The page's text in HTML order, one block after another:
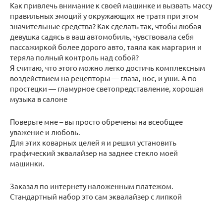
Как привлечь внимание к своей машинке и вызвать массу
правильных эмоций у окружающих не тратя при этом
значительные средства? Как сделать так, чтобы любая
девушка садясь в ваш автомобиль, чувствовала себя
пассажиркой более дорого авто, таяла как маргарин и
теряла полный контроль над собой?
Я считаю, что этого можно легко достичь комплексным
воздействием на рецепторы — глаза, нос, и уши. А по
простецки — гламурное светопредставление, хорошая
музыка в салоне
Поверьте мне – вы просто обречены на всеобщее
уважение и любовь.
Для этих коварных целей я и решил установить
графический эквалайзер на заднее стекло моей
машинки.
Заказал по интернету наложенным платежом.
Стандартный набор это сам эквалайзер с липкой